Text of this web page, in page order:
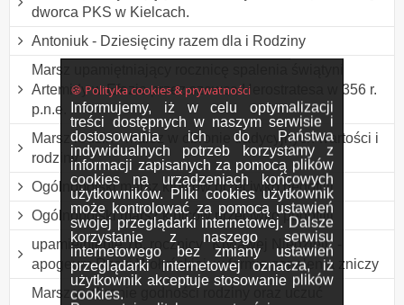
🍪 Polityka cookies & prywatności
Informujemy, iż w celu optymalizacji
treści dostępnych w naszym serwisie i
dostosowania ich do Państwa
indywidualnych potrzeb korzystamy z
informacji zapisanych za pomocą plików
cookies na urządzeniach końcowych
użytkowników. Pliki cookies użytkownik
może kontrolować za pomocą ustawień
swojej przeglądarki internetowej. Dalsze
korzystanie z naszego serwisu
internetowego bez zmiany ustawień
przeglądarki internetowej oznacza, iż
użytkownik akceptuje stosowanie plików
cookies.
dworca PKS w Kielcach.
Antoniuk - Dziesięciny razem dla i Rodziny
Marsz upamiętniający rocznicę spalenia świątyni
Artemidy w Efezie przez szewca Herostratesa w 356 r.
p.n.e.
Marsz rodzin - marsz w obronie tradycyjnych wartości i
rodziny
Ogólnopolski marsz kibiców przeciwko pedofilii
Ogólnopolski marsz kibiców przeciwko pedofilii
upamiętnienie 76. rocznicy "Krwawej Niedzieli" -
apogeum Rzezi Wołyńskiej, w formie zapalenia zniczy
Marsz w obronie godności rodziny oraz uczuć